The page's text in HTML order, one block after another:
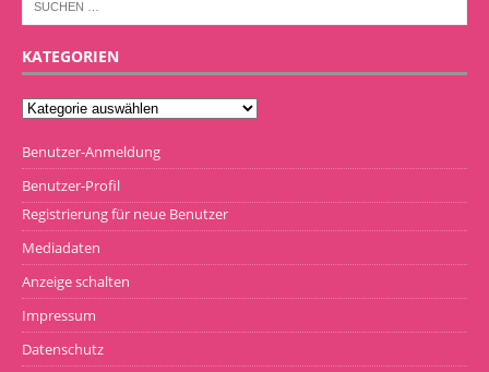
KATEGORIEN
Benutzer-Anmeldung
Benutzer-Profil
Registrierung für neue Benutzer
Mediadaten
Anzeige schalten
Impressum
Datenschutz